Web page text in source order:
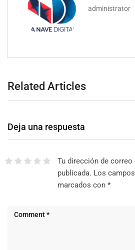
administrator
Related Articles
Deja una respuesta
Tu dirección de
publicada. Los
marcados con *